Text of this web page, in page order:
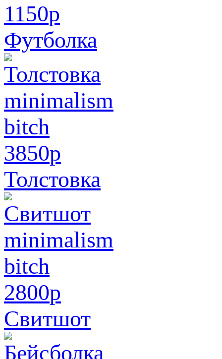
1150p
Футболка
3850p
Толстовка
2800p
Свитшот